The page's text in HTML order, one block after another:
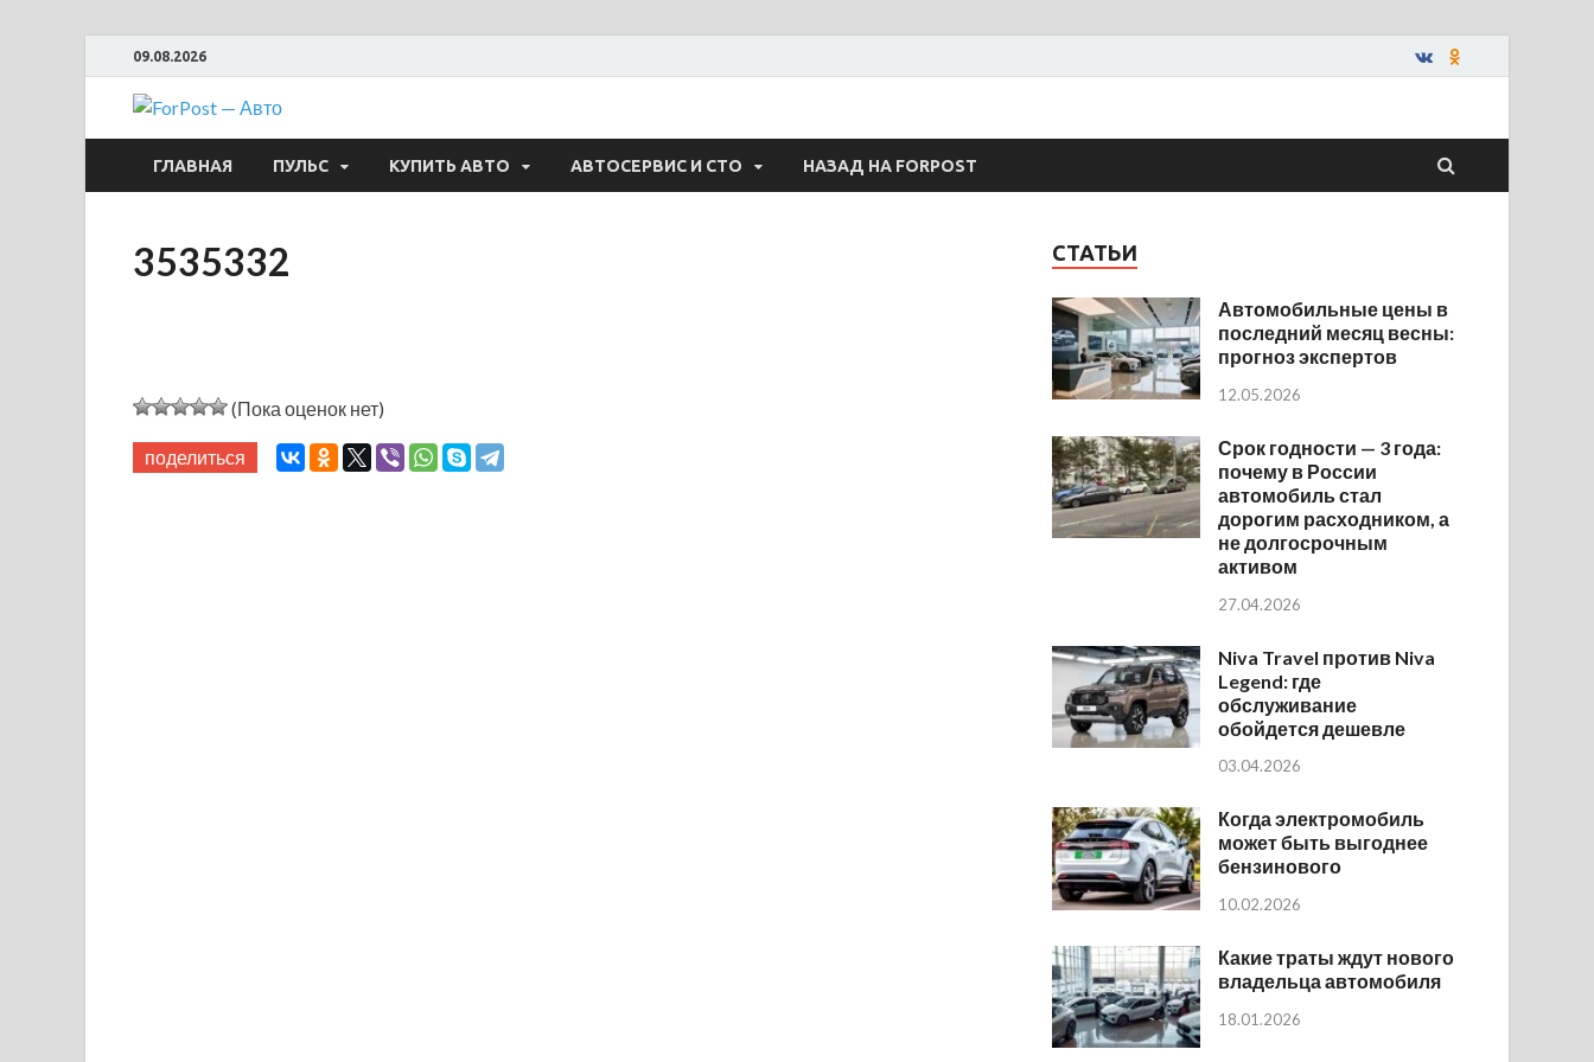
09.08.2026
ForPost — Авто
ГЛАВНАЯ ПУЛЬС КУПИТЬ АВТО АВТОСЕРВИС И СТО НАЗАД НА FORPOST
3535332
(Пока оценок нет)
поделиться
СТАТЬИ
Автомобильные цены в
последний месяц весны:
прогноз экспертов
12.05.2026
Срок годности — 3 года:
почему в России
автомобиль стал
дорогим расходником, а
не долгосрочным
активом
27.04.2026
Niva Travel против Niva
Legend: где
обслуживание
обойдется дешевле
03.04.2026
Когда электромобиль
может быть выгоднее
бензинового
10.02.2026
Какие траты ждут нового
владельца автомобиля
18.01.2026